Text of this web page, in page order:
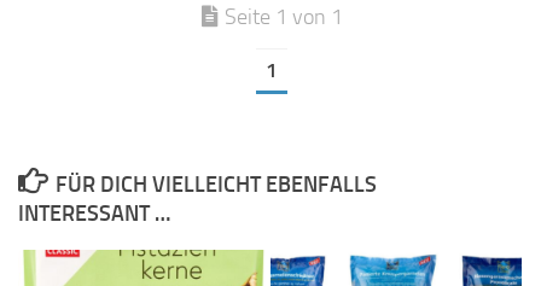
Seite 1 von 1
1
FÜR DICH VIELLEICHT EBENFALLS
INTERESSANT …